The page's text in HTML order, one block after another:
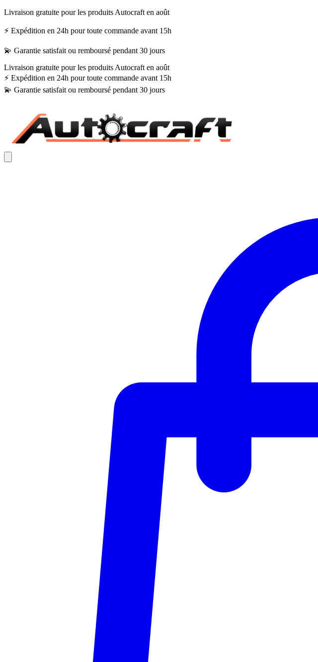
Livraison gratuite pour les produits Autocraft en août
⚡ Expédition en 24h pour toute commande avant 15h
💫 Garantie satisfait ou remboursé pendant 30 jours
Livraison gratuite pour les produits Autocraft en août
⚡ Expédition en 24h pour toute commande avant 15h
💫 Garantie satisfait ou remboursé pendant 30 jours